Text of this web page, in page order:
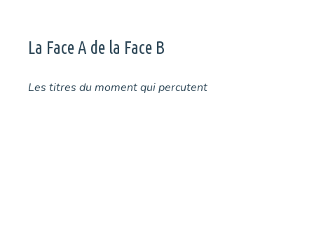
La Face A de la Face B
Les titres du moment qui percutent